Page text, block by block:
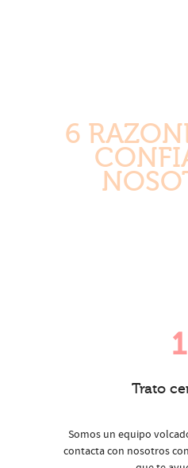
6
1
Trato
Somos un equipo
contacta con nosotros